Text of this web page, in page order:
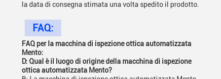
la data di consegna stimata una volta spedito il prodotto.
FAQ:
FAQ per la macchina di ispezione ottica automatizzata
Mento:
D: Qual è il luogo di origine della macchina di ispezione
ottica automatizzata Mento?